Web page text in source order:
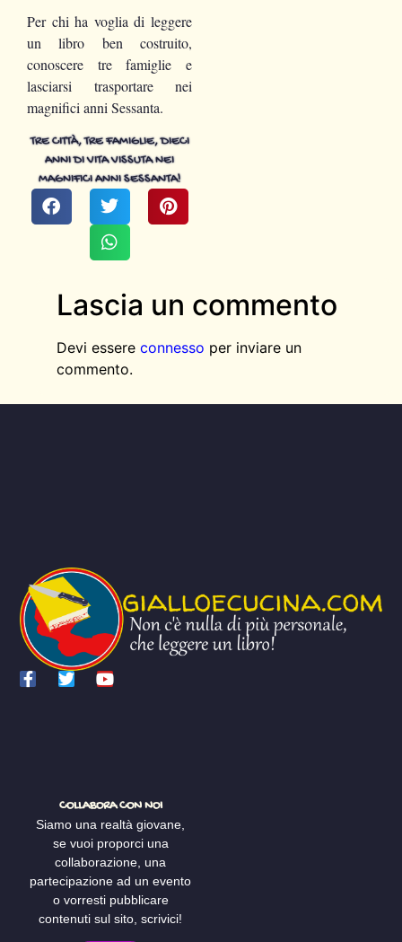
TRE CITTÀ, TRE FAMIGLIE, DIECI
ANNI DI VITA VISSUTA NEI
MAGNIFICI ANNI SESSANTA!
Per chi ha voglia di leggere
un libro ben costruito,
conoscere tre famiglie e
lasciarsi trasportare nei
magnifici anni Sessanta.
Lascia un commento
Devi essere connesso per inviare un
commento.
COLLABORA CON NOI
Siamo una realtà giovane,
se vuoi proporci una
collaborazione, una
partecipazione ad un evento
o vorresti pubblicare
contenuti sul sito, scrivici!